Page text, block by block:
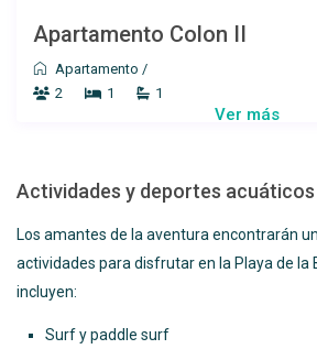
Apartamento Colon II
Apartamento /
2
1 1
Ver más
Actividades y deportes acuáticos
Los amantes de la aventura encontrarán
actividades para disfrutar en la Playa de la
incluyen:
Surf y paddle surf